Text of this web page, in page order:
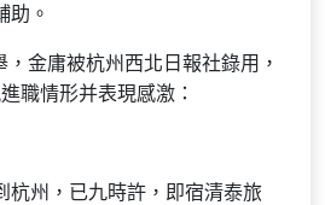
助。
，金庸被杭州西北日報社錄用，
職情形并表現感激：
杭州，已九時許，即宿清泰旅